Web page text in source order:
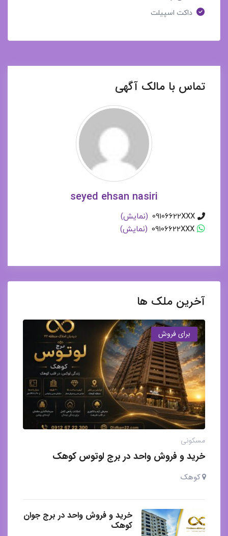
داکت اسپیلت
تماس با مالک آگهی
seyed ehsan nasiri
09106622XXX (نمایش)
09106622XXX (نمایش)
آخرین ملک ها
برای فروش
مسکونی
خرید و فروش واحد در برج لوتوس کوهک
کوهک
خرید و فروش واحد در برج جوان
کوهک